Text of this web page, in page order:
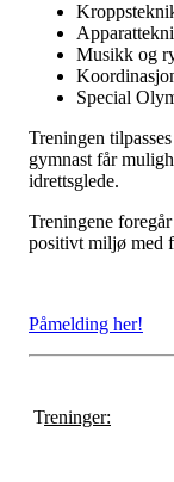
Musikk og
Special
Treningen
gymnast får
idrettsglede.
Treningene
positivt miljø med
Påmelding her!
Treninger: